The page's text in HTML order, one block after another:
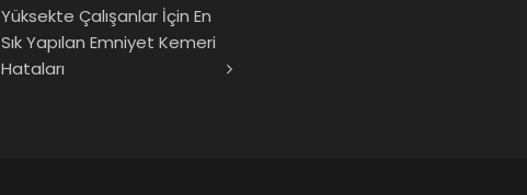
Yüksekte Çalışanlar İçin En
Sık Yapılan Emniyet Kemeri
Hataları